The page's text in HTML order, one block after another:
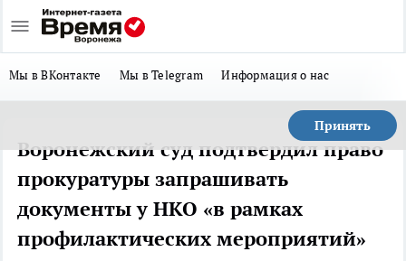
Мы в ВКонтакте Мы в Telegram Информация о нас
Принять
Воронежский суд подтвердил право
прокуратуры запрашивать
документы у НКО «в рамках
профилактических мероприятий»